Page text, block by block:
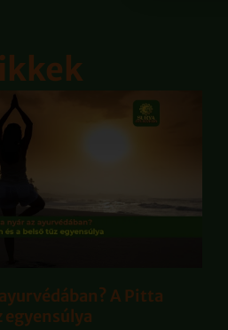
A Pitta
egyensúlya